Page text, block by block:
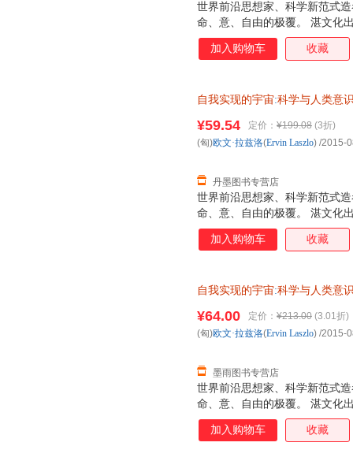
世界前沿思想家、科学新范式
命、意、自由的极覆。 湛文化
加入购物车 收藏
自我实现的宇宙:科学与人类意
世界前沿思想家、科学新范式
命、意、自由的极覆。 湛文化
¥59.54 定价： ¥199.08 (3折)
丹墨图书专营店
(匈)欧文·拉兹洛(Ervin Laszlo) /2015-
加入购物车 收藏
自我实现的宇宙:科学与人类意
选购！
世界前沿思想家、科学新范式
命、意、自由的极覆。 湛文化
¥64.00 定价： ¥213.00 (3.01折)
墨雨图书专营店
(匈)欧文·拉兹洛(Ervin Laszlo) /2015-
加入购物车 收藏